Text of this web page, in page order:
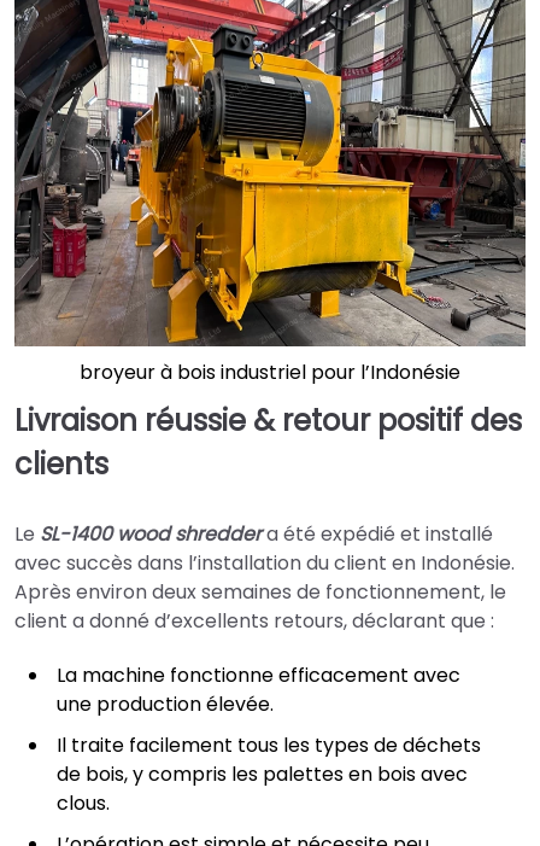
broyeur à bois industriel pour l’Indonésie
Livraison réussie & retour positif des
clients
Le SL-1400 wood shreddera été expédié et installé
avec succès dans l’installation du client en Indonésie.
Après environ deux semaines de fonctionnement, le
client a donné d’excellents retours, déclarant que :
La machine fonctionne efficacement avec
une production élevée.
Il traite facilement tous les types de déchets
de bois, y compris les palettes en bois avec
clous.